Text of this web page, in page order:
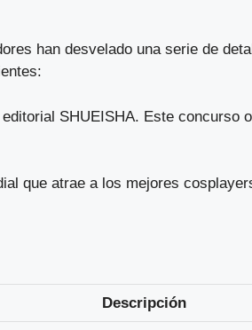
han desvelado una serie de
SHUEISHA. Este concurso
que atrae a los mejores
Descripción